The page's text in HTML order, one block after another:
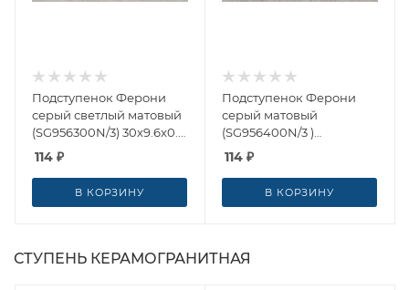
Подступенок Ферони
серый светлый матовый
(SG956300N/3) 30x9.6x0.8
от Kerama Marazzi
114 ₽
В КОРЗИНУ
Подступенок Ферони
серый матовый
(SG956400N/3 )
30x9.6x0.8 от Kerama
114 ₽
В КОРЗИНУ
СТУПЕНЬ КЕРАМОГРАНИТНАЯ